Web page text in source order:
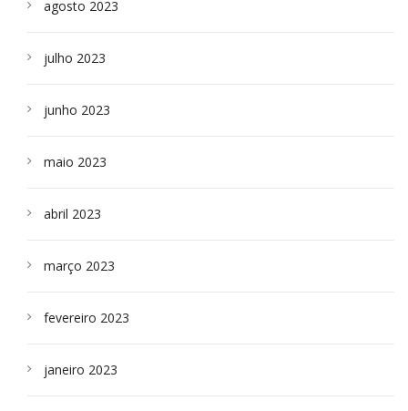
agosto 2023
julho 2023
junho 2023
maio 2023
abril 2023
março 2023
fevereiro 2023
janeiro 2023